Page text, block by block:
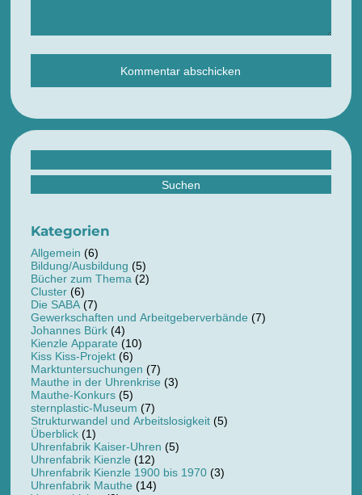
nach:
Kategorien
Allgemein (6)
Bildung/Ausbildung (5)
Bücher zum Thema (2)
Cluster(6)
Die SABA(7)
Gewerkschaften und Arbeitgeberverbände (7)
Johannes Bürk(4)
Kienzle Apparate (10)
Kiss Kiss-Projekt(6)
Marktuntersuchungen (7)
Mauthe in der Uhrenkrise (3)
Mauthe-Konkurs(5)
sternplastic-Museum (7)
Strukturwandel und Arbeitslosigkeit(5)
Überblick(1)
Uhrenfabrik Kaiser-Uhren (5)
Uhrenfabrik Kienzle (12)
Uhrenfabrik Kienzle 1900 bis 1970(3)
Uhrenfabrik Mauthe (14)